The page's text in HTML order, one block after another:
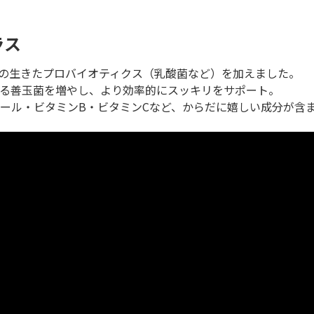
きたプロバイオティクス（乳酸菌など）を加えました。
玉菌を増やし、より効率的にスッキリをサポート。
・ビタミンB・ビタミンCなど、からだに嬉しい成分が含ま